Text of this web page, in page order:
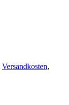
Versandkosten,